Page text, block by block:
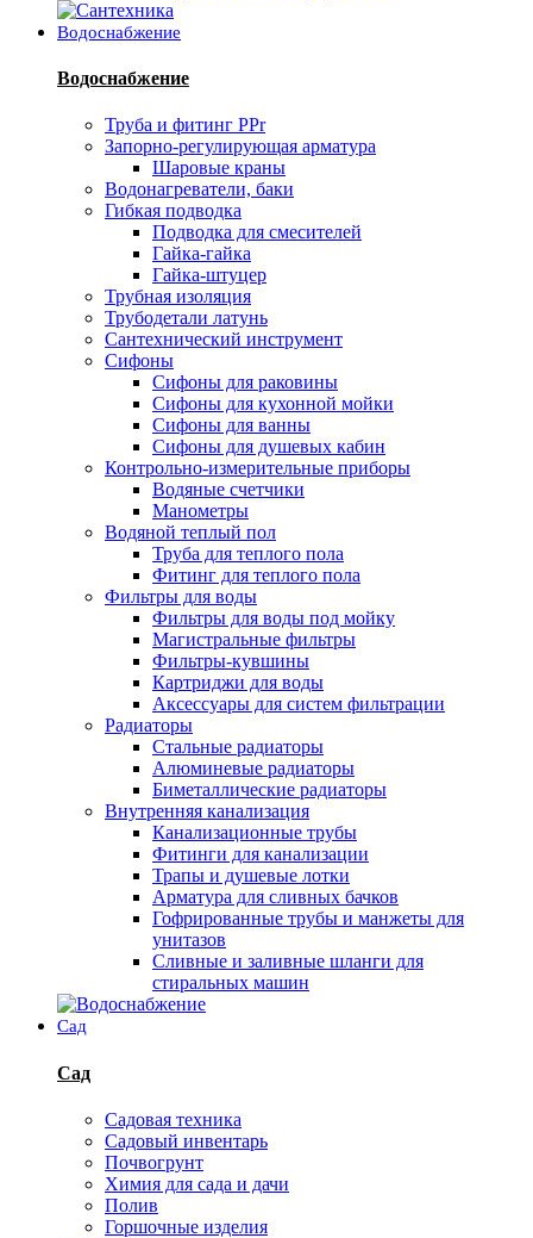
Водоснабжение
Водоснабжение
Труба и фитинг PPr
Запорно-регулирующая арматура
Шаровые краны
Водонагреватели, баки
Гибкая подводка
Подводка для смесителей
Гайка-гайка
Гайка-штуцер
Трубная изоляция
Трубодетали латунь
Сантехнический инструмент
Сифоны
Сифоны для раковины
Сифоны для кухонной мойки
Сифоны для ванны
Сифоны для душевых кабин
Контрольно-измерительные приборы
Водяные счетчики
Манометры
Водяной теплый пол
Труба для теплого пола
Фитинг для теплого пола
Фильтры для воды
Фильтры для воды под мойку
Магистральные фильтры
Фильтры-кувшины
Картриджи для воды
Аксессуары для систем фильтрации
Радиаторы
Стальные радиаторы
Алюминевые радиаторы
Биметаллические радиаторы
Внутренняя канализация
Канализационные трубы
Фитинги для канализации
Трапы и душевые лотки
Арматура для сливных бачков
Гофрированные трубы и манжеты для
унитазов
Сливные и заливные шланги для
стиральных машин
Сад
Сад
Садовая техника
Садовый инвентарь
Почвогрунт
Химия для сада и дачи
Полив
Горшочные изделия